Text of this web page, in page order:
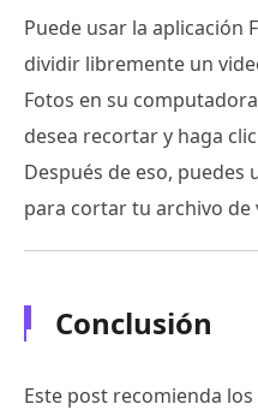
Puede usar la aplicación
dividir libremente un
Fotos en su
desea recortar y haga
Después de eso,
para cortar tu archivo de
Conclusión
Este post recomienda